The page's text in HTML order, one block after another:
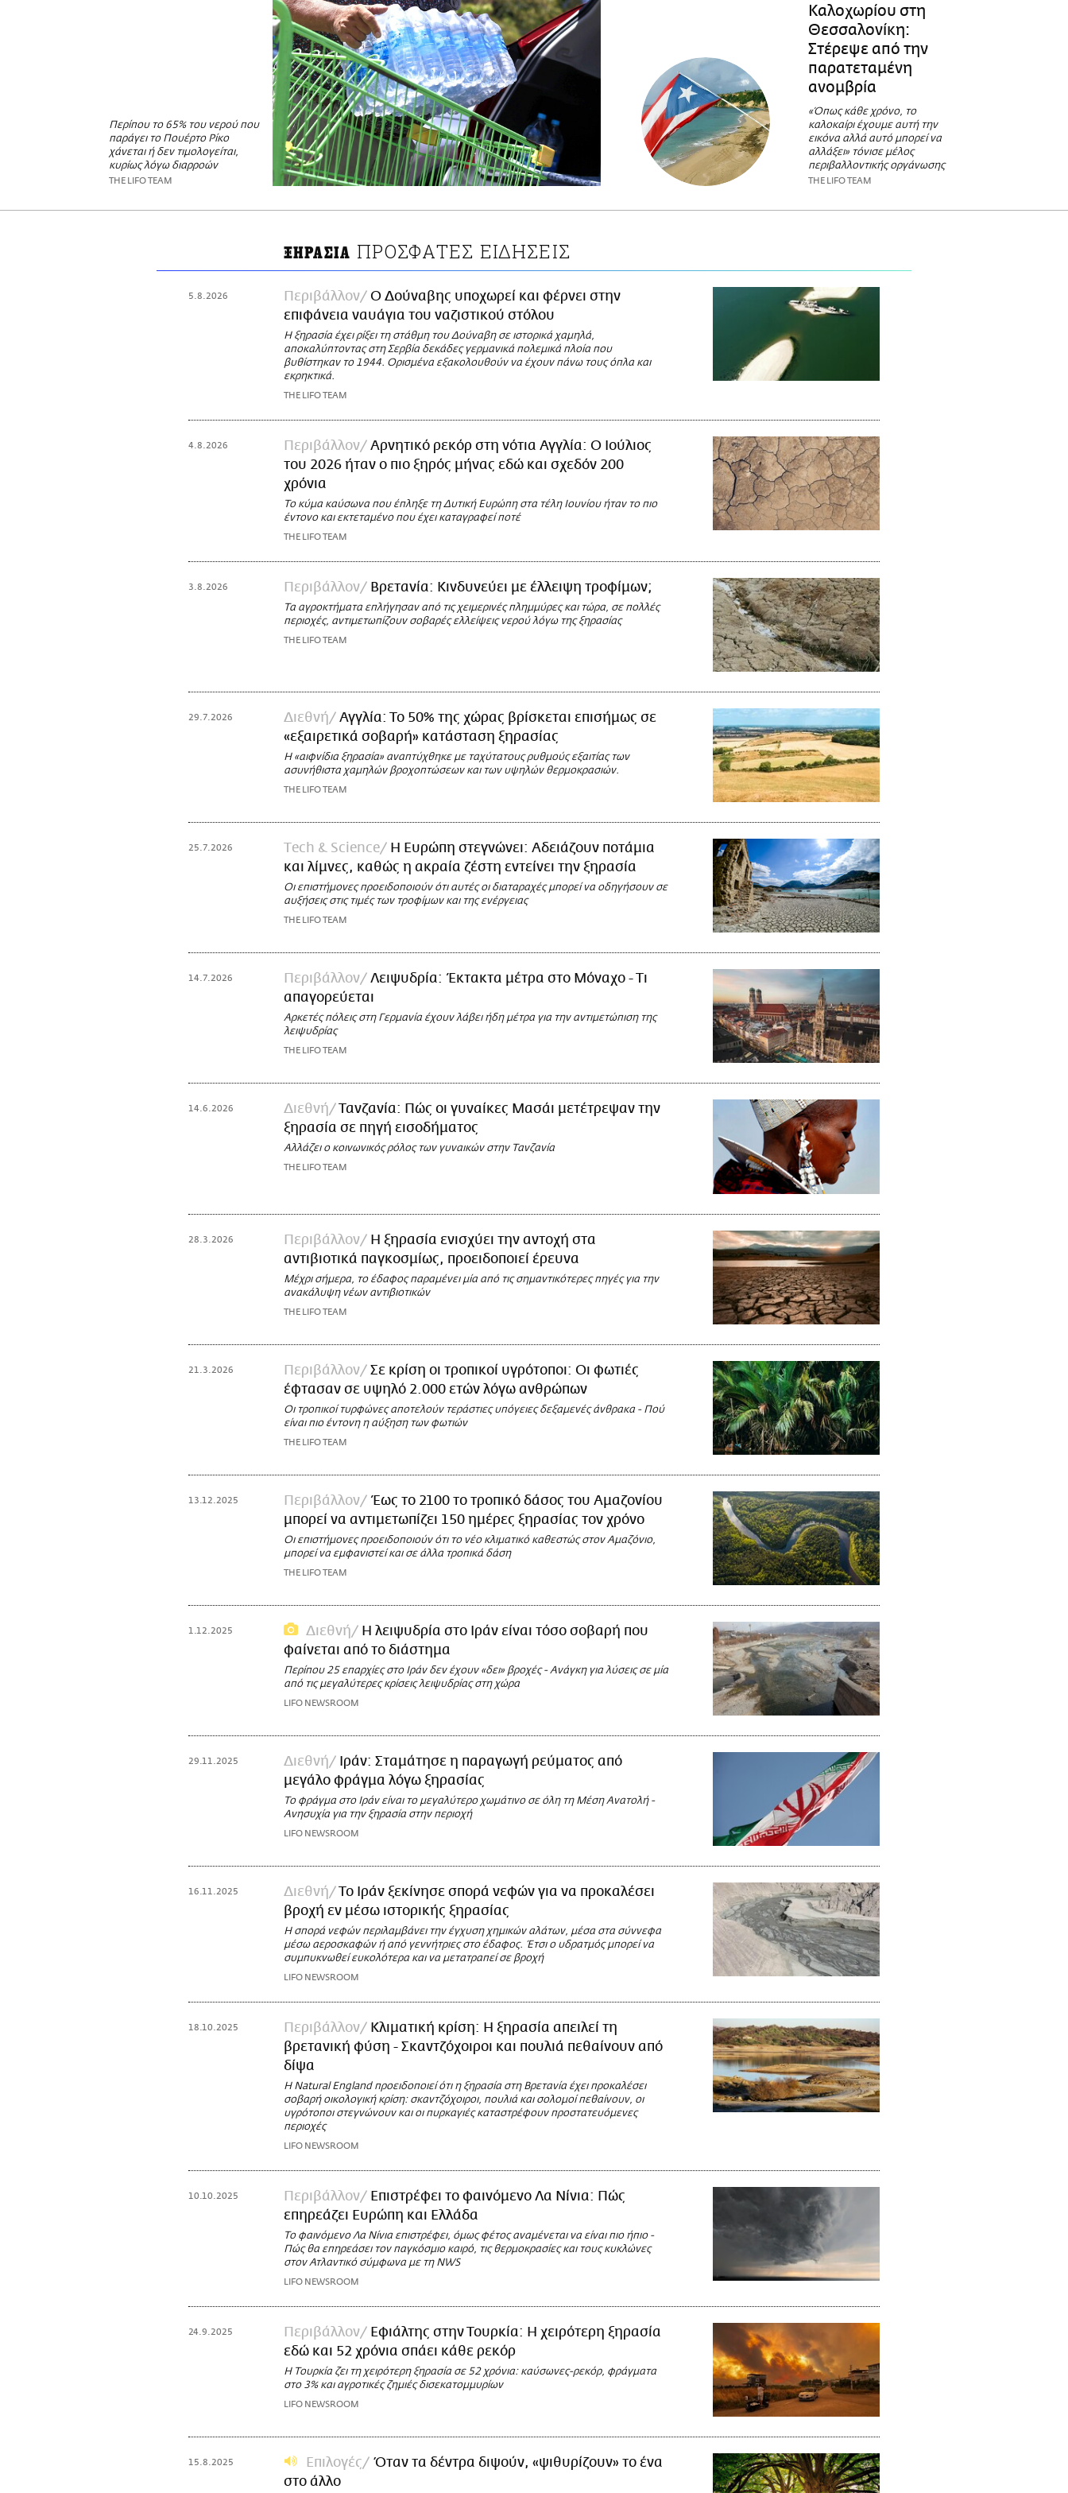
Περίπου το 65% του νερού που
παράγει το Πουέρτο Ρίκο
χάνεται ή δεν τιμολογείται,
κυρίως λόγω διαρροών
THE LIFO TEAM
Καλοχωρίου στη
Θεσσαλονίκη:
Στέρεψε από την
παρατεταμένη
ανομβρία
«Όπως κάθε χρόνο, το
καλοκαίρι έχουμε αυτή την
εικόνα αλλά αυτό μπορεί να
αλλάξει» τόνισε μέλος
περιβαλλοντικής οργάνωσης
THE LIFO TEAM
ΞΗΡΑΣΙΑ ΠΡΟΣΦΑΤΕΣ ΕΙΔΗΣΕΙΣ
5.8.2026 Περιβάλλον
Ο Δούναβης υποχωρεί και φέρνει στην
επιφάνεια ναυάγια του ναζιστικού στόλου
Η ξηρασία έχει ρίξει τη στάθμη του Δούναβη σε ιστορικά χαμηλά,
αποκαλύπτοντας στη Σερβία δεκάδες γερμανικά πολεμικά πλοία που
βυθίστηκαν το 1944. Ορισμένα εξακολουθούν να έχουν πάνω τους όπλα και
εκρηκτικά.
THE LIFO TEAM
4.8.2026 Περιβάλλον
Αρνητικό ρεκόρ στη νότια Αγγλία: Ο Ιούλιος
του 2026 ήταν ο πιο ξηρός μήνας εδώ και σχεδόν 200
χρόνια
Το κύμα καύσωνα που έπληξε τη Δυτική Ευρώπη στα τέλη Ιουνίου ήταν το πιο
έντονο και εκτεταμένο που έχει καταγραφεί ποτέ
THE LIFO TEAM
3.8.2026 Περιβάλλον Βρετανία: Κινδυνεύει με έλλειψη τροφίμων;
Τα αγροκτήματα επλήγησαν από τις χειμερινές πλημμύρες και τώρα, σε πολλές
περιοχές, αντιμετωπίζουν σοβαρές ελλείψεις νερού λόγω της ξηρασίας
THE LIFO TEAM
29.7.2026 Διεθνή
Αγγλία: Το 50% της χώρας βρίσκεται επισήμως σε
«εξαιρετικά σοβαρή» κατάσταση ξηρασίας
Η «αιφνίδια ξηρασία» αναπτύχθηκε με ταχύτατους ρυθμούς εξαιτίας των
ασυνήθιστα χαμηλών βροχοπτώσεων και των υψηλών θερμοκρασιών.
THE LIFO TEAM
25.7.2026 Τech & Science
Η Ευρώπη στεγνώνει: Αδειάζουν ποτάμια
και λίμνες, καθώς η ακραία ζέστη εντείνει την ξηρασία
Οι επιστήμονες προειδοποιούν ότι αυτές οι διαταραχές μπορεί να οδηγήσουν σε
αυξήσεις στις τιμές των τροφίμων και της ενέργειας
THE LIFO TEAM
14.7.2026 Περιβάλλον
Λειψυδρία: Έκτακτα μέτρα στο Μόναχο - Τι
απαγορεύεται
Αρκετές πόλεις στη Γερμανία έχουν λάβει ήδη μέτρα για την αντιμετώπιση της
λειψυδρίας
THE LIFO TEAM
14.6.2026 Διεθνή
Τανζανία: Πώς οι γυναίκες Μασάι μετέτρεψαν την
ξηρασία σε πηγή εισοδήματος
Αλλάζει ο κοινωνικός ρόλος των γυναικών στην Τανζανία
THE LIFO TEAM
28.3.2026 Περιβάλλον
Η ξηρασία ενισχύει την αντοχή στα
αντιβιοτικά παγκοσμίως, προειδοποιεί έρευνα
Μέχρι σήμερα, το έδαφος παραμένει μία από τις σημαντικότερες πηγές για την
ανακάλυψη νέων αντιβιοτικών
THE LIFO TEAM
21.3.2026 Περιβάλλον
Σε κρίση οι τροπικοί υγρότοποι: Οι φωτιές
έφτασαν σε υψηλό 2.000 ετών λόγω ανθρώπων
Οι τροπικοί τυρφώνες αποτελούν τεράστιες υπόγειες δεξαμενές άνθρακα - Πού
είναι πιο έντονη η αύξηση των φωτιών
THE LIFO TEAM
13.12.2025 Περιβάλλον
Έως το 2100 το τροπικό δάσος του Αμαζονίου
μπορεί να αντιμετωπίζει 150 ημέρες ξηρασίας τον χρόνο
Οι επιστήμονες προειδοποιούν ότι το νέο κλιματικό καθεστώς στον Αμαζόνιο,
μπορεί να εμφανιστεί και σε άλλα τροπικά δάση
THE LIFO TEAM
1.12.2025 Διεθνή
Η λειψυδρία στο Ιράν είναι τόσο σοβαρή που
φαίνεται από το διάστημα
Περίπου 25 επαρχίες στο Ιράν δεν έχουν «δει» βροχές - Ανάγκη για λύσεις σε μία
από τις μεγαλύτερες κρίσεις λειψυδρίας στη χώρα
LIFO NEWSROOM
29.11.2025 Διεθνή
Ιράν: Σταμάτησε η παραγωγή ρεύματος από
μεγάλο φράγμα λόγω ξηρασίας
Το φράγμα στο Ιράν είναι το μεγαλύτερο χωμάτινο σε όλη τη Μέση Ανατολή -
Ανησυχία για την ξηρασία στην περιοχή
LIFO NEWSROOM
16.11.2025 Διεθνή
Το Ιράν ξεκίνησε σπορά νεφών για να προκαλέσει
βροχή εν μέσω ιστορικής ξηρασίας
Η σπορά νεφών περιλαμβάνει την έγχυση χημικών αλάτων, μέσα στα σύννεφα
μέσω αεροσκαφών ή από γεννήτριες στο έδαφος. Έτσι ο υδρατμός μπορεί να
συμπυκνωθεί ευκολότερα και να μετατραπεί σε βροχή
LIFO NEWSROOM
18.10.2025 Περιβάλλον
Κλιματική κρίση: Η ξηρασία απειλεί τη
βρετανική φύση - Σκαντζόχοιροι και πουλιά πεθαίνουν από
δίψα
Η Natural England προειδοποιεί ότι η ξηρασία στη Βρετανία έχει προκαλέσει
σοβαρή οικολογική κρίση: σκαντζόχοιροι, πουλιά και σολομοί πεθαίνουν, οι
υγρότοποι στεγνώνουν και οι πυρκαγιές καταστρέφουν προστατευόμενες
περιοχές
LIFO NEWSROOM
10.10.2025 Περιβάλλον
Επιστρέφει το φαινόμενο Λα Νίνια: Πώς
επηρεάζει Ευρώπη και Ελλάδα
Το φαινόμενο Λα Νίνια επιστρέφει, όμως φέτος αναμένεται να είναι πιο ήπιο -
Πώς θα επηρεάσει τον παγκόσμιο καιρό, τις θερμοκρασίες και τους κυκλώνες
στον Ατλαντικό σύμφωνα με τη NWS
LIFO NEWSROOM
24.9.2025 Περιβάλλον
Εφιάλτης στην Τουρκία: Η χειρότερη ξηρασία
εδώ και 52 χρόνια σπάει κάθε ρεκόρ
Η Τουρκία ζει τη χειρότερη ξηρασία σε 52 χρόνια: καύσωνες-ρεκόρ, φράγματα
στο 3% και αγροτικές ζημιές δισεκατομμυρίων
LIFO NEWSROOM
15.8.2025 Επιλογές
Όταν τα δέντρα διψούν, «ψιθυρίζουν» το ένα
στο άλλο